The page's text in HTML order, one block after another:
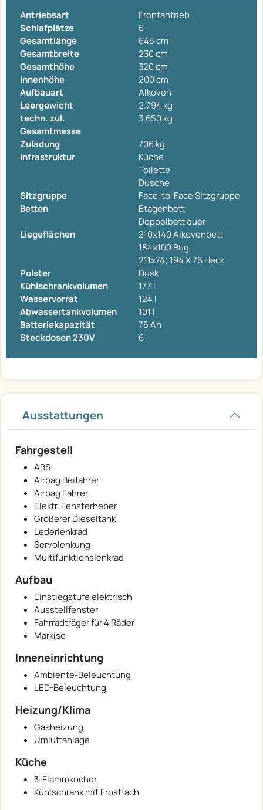
Antriebsart
Frontantrieb
Schlafplätze
6
Gesamtlänge
645 cm
Gesamtbreite
230 cm
Gesamthöhe
320 cm
Innenhöhe
200 cm
Aufbauart
Alkoven
Leergewicht
2.794 kg
techn. zul.
Gesamtmasse
3.650 kg
Zuladung
706 kg
Infrastruktur
Küche
Toilette
Dusche
Sitzgruppe
Face-to-Face Sitzgruppe
Betten
Etagenbett
Doppelbett quer
Liegeflächen
210x140 Alkovenbett
184x100 Bug
211x74; 194 X 76 Heck
Polster
Dusk
Kühlschrankvolumen
177 l
Wasservorrat
124 l
Abwassertankvolumen
101 l
Batteriekapazität
75 Ah
Steckdosen 230V
6
Ausstattungen
Fahrgestell
ABS
Airbag Beifahrer
Airbag Fahrer
Elektr. Fensterheber
Größerer Dieseltank
Lederlenkrad
Servolenkung
Multifunktionslenkrad
Aufbau
Einstiegstufe elektrisch
Ausstellfenster
Fahrradträger für 4 Räder
Markise
Inneneinrichtung
Ambiente-Beleuchtung
LED-Beleuchtung
Heizung/Klima
Gasheizung
Umluftanlage
Küche
3-Flammkocher
Kühlschrank mit Frostfach